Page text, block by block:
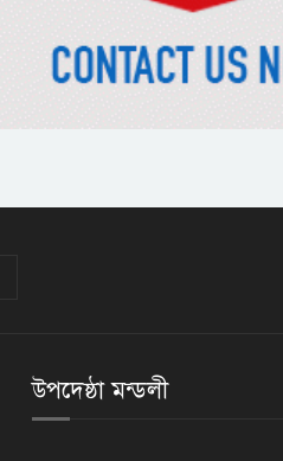
নেসকো কেন, কোনো
উপদেষ্ঠা মন্ডলী